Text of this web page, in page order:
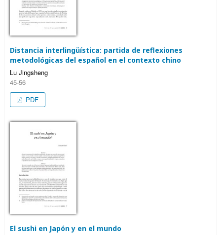
Distancia interlingüística: partida de reflexiones
metodológicas del español en el contexto chino
Lu Jingsheng
45-56
PDF
El sushi en Japón y en el mundo